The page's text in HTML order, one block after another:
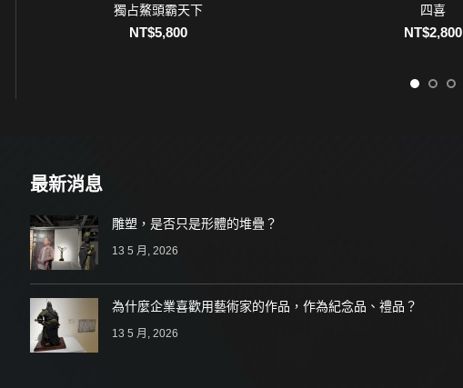
加入購物車
獨占鰲頭霸天下
NT$5,800
加入購物車
四喜
NT$2,800
最新消息
雕塑，是否只是形體的堆疊？
13 5 月, 2026
為什麼企業喜歡用藝術家的作品，作為紀念品、禮品？
13 5 月, 2026